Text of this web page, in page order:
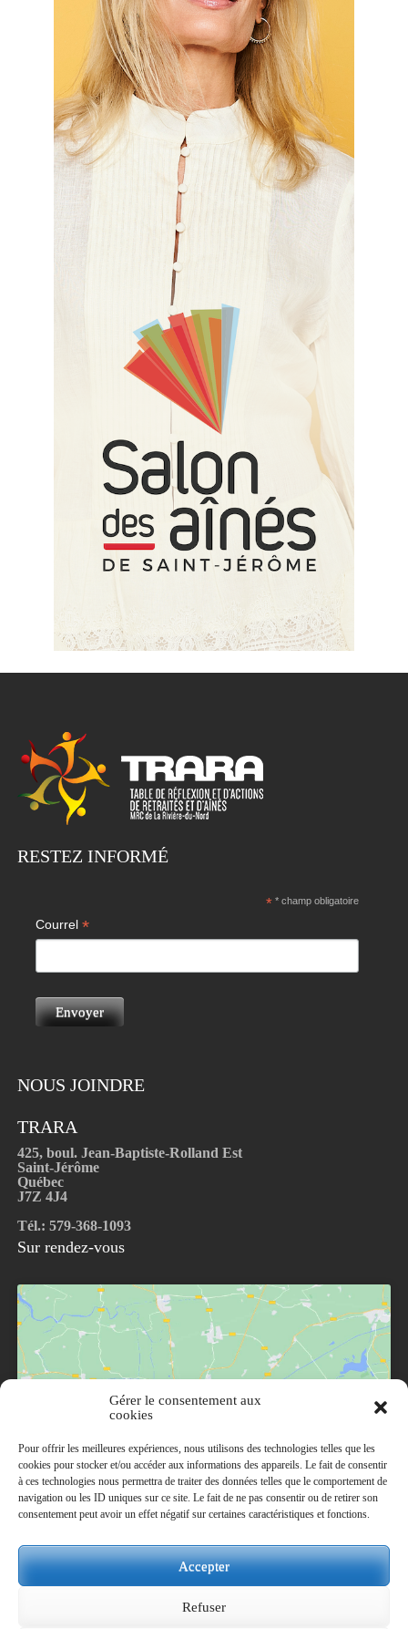
Gérer le consentement aux
cookies
Pour offrir les meilleures expériences, nous utilisons des technologies telles que les
cookies pour stocker et/ou accéder aux informations des appareils. Le fait de consentir
à ces technologies nous permettra de traiter des données telles que le comportement de
navigation ou les ID uniques sur ce site. Le fait de ne pas consentir ou de retirer son
consentement peut avoir un effet négatif sur certaines caractéristiques et fonctions.
Accepter
Refuser
RESTEZ INFORMÉ
** champ obligatoire
Courrel*
NOUS JOINDRE
TRARA
425, boul. Jean-Baptiste-Rolland Est
Saint-Jérôme
Québec
J7Z 4J4
Tél.: 579-368-1093
Sur rendez-vous
Cliquez pour accepter les cookies marketing et